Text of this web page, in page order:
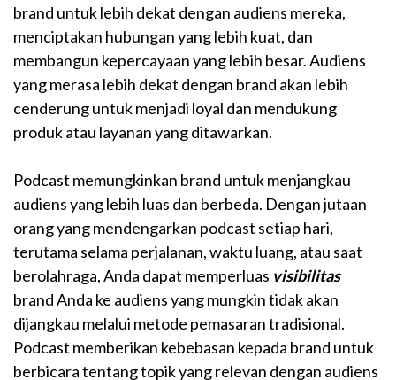
brand untuk lebih dekat dengan audiens mereka,
menciptakan hubungan yang lebih kuat, dan
membangun kepercayaan yang lebih besar. Audiens
yang merasa lebih dekat dengan brand akan lebih
cenderung untuk menjadi loyal dan mendukung
produk atau layanan yang ditawarkan.
Podcast memungkinkan brand untuk menjangkau
audiens yang lebih luas dan berbeda. Dengan jutaan
orang yang mendengarkan podcast setiap hari,
terutama selama perjalanan, waktu luang, atau saat
berolahraga, Anda dapat memperluas visibilitas
brand Anda ke audiens yang mungkin tidak akan
dijangkau melalui metode pemasaran tradisional.
Podcast memberikan kebebasan kepada brand untuk
berbicara tentang topik yang relevan dengan audiens